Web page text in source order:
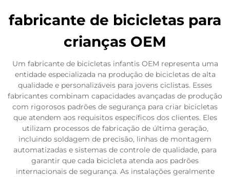
fabricante de bicicletas para
crianças OEM
Um fabricante de bicicletas infantis OEM representa uma
entidade especializada na produção de bicicletas de alta
qualidade e personalizáveis para jovens ciclistas. Esses
fabricantes combinam capacidades avançadas de produção
com rigorosos padrões de segurança para criar bicicletas
que atendem aos requisitos específicos dos clientes. Eles
utilizam processos de fabricação de última geração,
incluindo soldagem de precisão, linhas de montagem
automatizadas e sistemas de controle de qualidade, para
garantir que cada bicicleta atenda aos padrões
internacionais de segurança. As instalações geralmente